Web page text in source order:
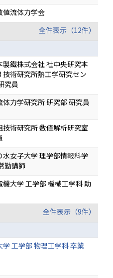
値流体力学会
全件表示（12件）
製鐵株式会社 社中央研究本
技術研究所熱工学研究セン
究員
体力学研究所 研究部 研究員
技術研究所 数値解析研究室
水女子大学 理学部情報科学
勤講師
機大学 工学部 機械工学科 助
全件表示（9件）
学 工学部 物理工学科 卒業